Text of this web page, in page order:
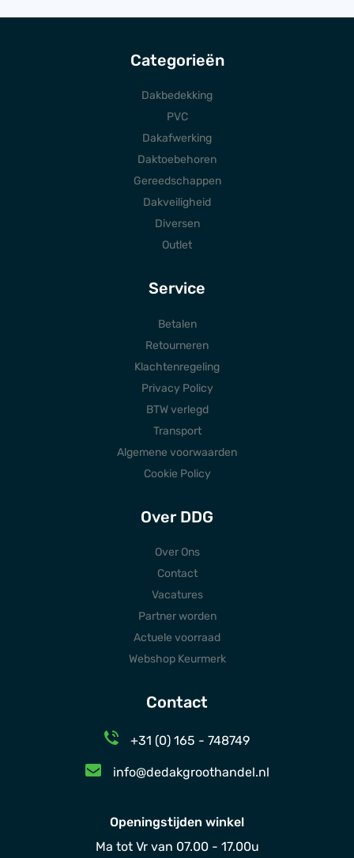
Categorieën
Dakbedekking
PVC
Dakafwerking
Daktoebehoren
Gereedschappen
Dakveiligheid
Diversen
Outlet
Service
Betalen
Retourneren
Klachtenregeling
Privacy Policy
BTW verlegd
Transport
Algemene voorwaarden
Cookie Policy
Over DDG
Over Ons
Contact
Vacatures
Partner worden
Actuele voorraad
Webshop Keurmerk
Contact
+31 (0) 165 - 748749
info@dedakgroothandel.nl
Openingstijden winkel
Ma tot Vr van 07.00 - 17.00u